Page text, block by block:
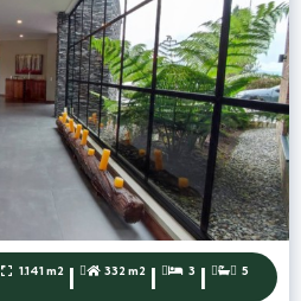
 1.141 m2 |  332 m2 |  3 |  5